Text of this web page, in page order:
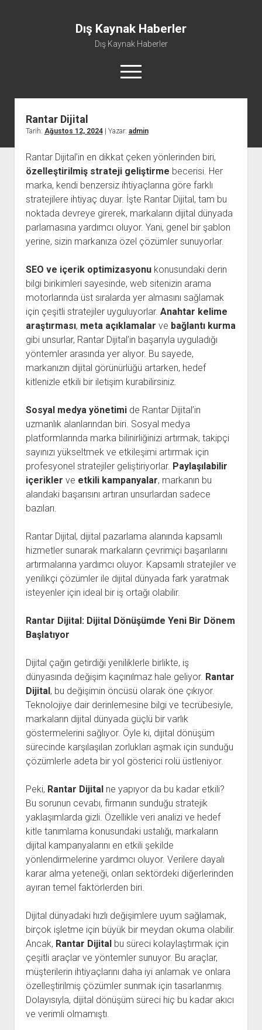
Dış Kaynak Haberler
Dış Kaynak Haberler
menüyü
aç
Facebook Beğeni Arttırma Hilesi
Instagram Gizli Hesap Görme Uygulaması Ücretsiz
Instagram Türk Takipçi Yükleme
Liste
Sayfa Listesi
Rantar Dijital
Tarih: Ağustos 12, 2024| Yazar: admin
Rantar Dijital’in en dikkat çeken yönlerinden biri,
özelleştirilmiş strateji geliştirme becerisi. Her
marka, kendi benzersiz ihtiyaçlarına göre farklı
stratejilere ihtiyaç duyar. İşte Rantar Dijital, tam bu
noktada devreye girerek, markaların dijital dünyada
parlamasına yardımcı oluyor. Yani, genel bir şablon
yerine, sizin markanıza özel çözümler sunuyorlar.
SEO ve içerik optimizasyonukonusundaki derin
bilgi birikimleri sayesinde, web sitenizin arama
motorlarında üst sıralarda yer almasını sağlamak
için çeşitli stratejiler uyguluyorlar. Anahtar kelime
araştırması, meta açıklamalar ve bağlantı kurma
gibi unsurlar, Rantar Dijital’in başarıyla uyguladığı
yöntemler arasında yer alıyor. Bu sayede,
markanızın dijital görünürlüğü artarken, hedef
kitlenizle etkili bir iletişim kurabilirsiniz.
Sosyal medya yönetimide Rantar Dijital’in
uzmanlık alanlarından biri. Sosyal medya
platformlarında marka bilinirliğinizi artırmak, takipçi
sayınızı yükseltmek ve etkileşimi artırmak için
profesyonel stratejiler geliştiriyorlar. Paylaşılabilir
içerikler ve etkili kampanyalar, markanın bu
alandaki başarısını artıran unsurlardan sadece
bazıları.
Rantar Dijital, dijital pazarlama alanında kapsamlı
hizmetler sunarak markaların çevrimiçi başarılarını
artırmalarına yardımcı oluyor. Kapsamlı stratejiler ve
yenilikçi çözümler ile dijital dünyada fark yaratmak
isteyenler için ideal bir iş ortağı olabilir.
Rantar Dijital: Dijital Dönüşümde Yeni Bir Dönem
Başlatıyor
Dijital çağın getirdiği yeniliklerle birlikte, iş
dünyasında değişim kaçınılmaz hale geliyor. Rantar
Dijital, bu değişimin öncüsü olarak öne çıkıyor.
Teknolojiye dair derinlemesine bilgi ve tecrübesiyle,
markaların dijital dünyada güçlü bir varlık
göstermelerini sağlıyor. Öyle ki, dijital dönüşüm
sürecinde karşılaşılan zorlukları aşmak için sunduğu
çözümlerle adeta bir yol gösterici rolü üstleniyor.
Peki, Rantar Dijitalne yapıyor da bu kadar etkili?
Bu sorunun cevabı, firmanın sunduğu stratejik
yaklaşımlarda gizli. Özellikle veri analizi ve hedef
kitle tanımlama konusundaki ustalığı, markaların
dijital kampanyalarını en etkili şekilde
yönlendirmelerine yardımcı oluyor. Verilere dayalı
karar alma yeteneği, onları sektördeki diğerlerinden
ayıran temel faktörlerden biri.
Dijital dünyadaki hızlı değişimlere uyum sağlamak,
birçok işletme için büyük bir meydan okuma olabilir.
Ancak, Rantar Dijitalbu süreci kolaylaştırmak için
çeşitli araçlar ve yöntemler sunuyor. Bu araçlar,
müşterilerin ihtiyaçlarını daha iyi anlamak ve onlara
özelleştirilmiş çözümler sunmak için tasarlanmış.
Dolayısıyla, dijital dönüşüm süreci hiç bu kadar akıcı
ve verimli olmamıştı.